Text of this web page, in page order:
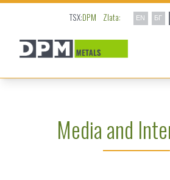
TSX:DPM Zlata: EN БГ
Media and